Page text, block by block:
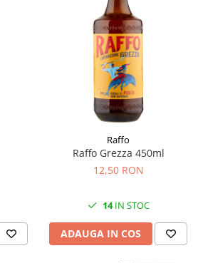
Raffo
Raffo Grezza 450ml
12,50 RON
14IN STOC
ADAUGA IN COS